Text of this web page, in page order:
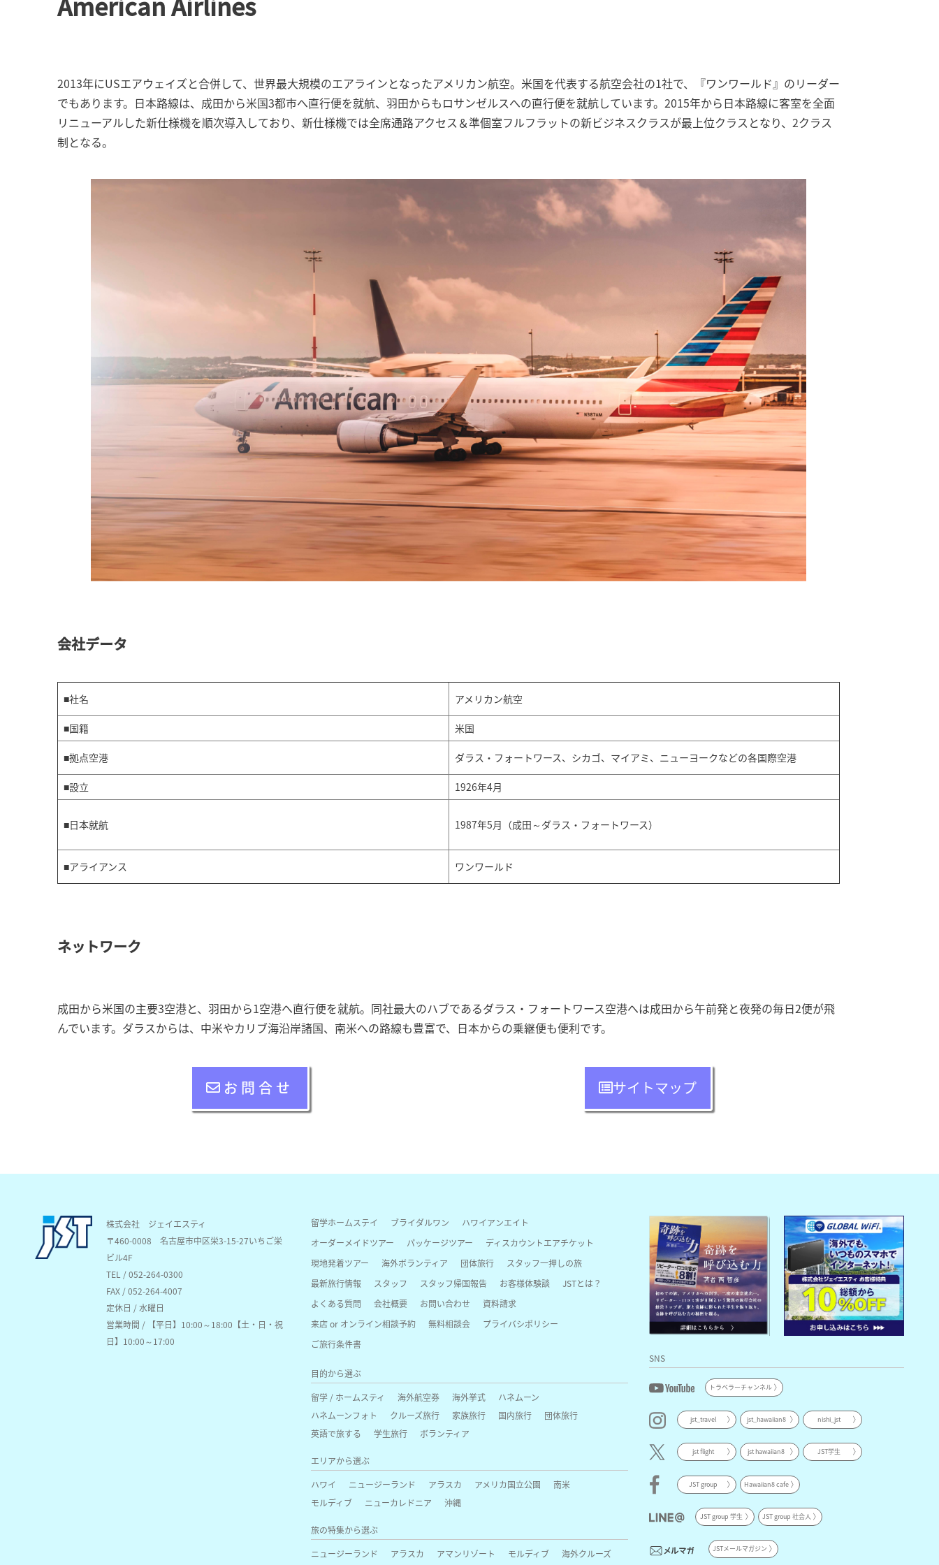
2013年にUSエアウェイズと合併して、世界最大規模のエアラインとなったアメリカン航空。米国を代表する航空会社の1社で、『ワンワールド』のリーダー
でもあります。日本路線は、成田から米国3都市へ直行便を就航、羽田からもロサンゼルスへの直行便を就航しています。2015年から日本路線に客室を全面
リニューアルした新仕様機を順次導入しており、新仕様機では全席通路アクセス＆準個室フルフラットの新ビジネスクラスが最上位クラスとなり、2クラス
制となる。
会社データ
■社名 アメリカン航空
■国籍 米国
■拠点空港 ダラス・フォートワース、シカゴ、マイアミ、ニューヨークなどの各国際空港
■設立 1926年4月
■日本就航 1987年5月（成田～ダラス・フォートワース）
■アライアンス ワンワールド
ネットワーク
成田から米国の主要3空港と、羽田から1空港へ直行便を就航。同社最大のハブであるダラス・フォートワース空港へは成田から午前発と夜発の毎日2便が飛
んでいます。ダラスからは、中米やカリブ海沿岸諸国、南米への路線も豊富で、日本からの乗継便も便利です。
お問合せ サイトマップ
株式会社 ジェイエスティ
〒460-0008名古屋市中区栄3-15-27いちご栄
ビル4F
TEL / 052-264-0300
FAX / 052-264-4007
定休日 / 水曜日
営業時間 / 【平日】10:00～18:00【土・日・祝
日】10:00～17:00
留学ホームステイ ブライダルワン
ハワイアンエイト
オーダーメイドツアー
パッケージツアー
ディスカウントエアチケット
現地発着ツアー
海外ボランティア 団体旅行
スタッフ一押しの旅
最新旅行情報
スタッフ スタッフ帰国報告 お客様体験談
JSTとは？
よくある質問
会社概要 お問い合わせ
資料請求
来店 or オンライン相談予約
無料相談会
プライバシポリシー
ご旅行条件書
目的から選ぶ
留学 / ホームスティ
海外航空券 海外挙式
ハネムーン
ハネムーンフォト
クルーズ旅行 家族旅行 国内旅行
団体旅行
英語で旅する
学生旅行 ボランティア
エリアから選ぶ
ハワイ
ニュージーランド アラスカ アメリカ国立公園
南米
モルディブ
ニューカレドニア 沖縄
旅の特集から選ぶ
ニュージーランド
アラスカ アマンリゾート モルディブ 海外クルーズ
SNS
トラベラーチャンネル
jst_travel jst_hawaiian8 nishi_jst
jst flight jst hawaiian8 JST学生
JST group Hawaiian8 cafe
JST group 学生 JST group 社会人
JSTメールマガジン